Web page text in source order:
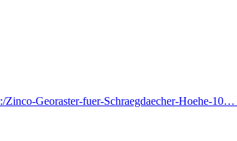
Zinco-Georaster-fuer-Schraegdaecher-Hoehe-10…